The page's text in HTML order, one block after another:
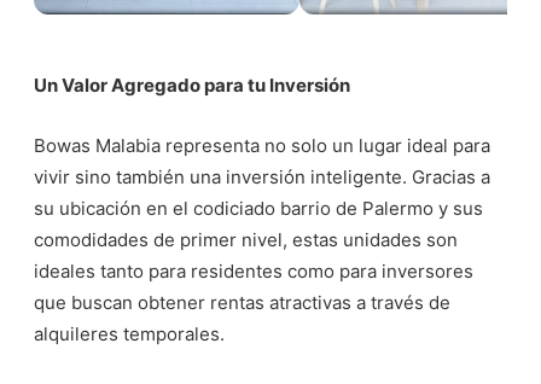
Un Valor Agregado para tu Inversión
Bowas Malabia representa no solo un lugar ideal para
vivir sino también una inversión inteligente. Gracias a
su ubicación en el codiciado barrio de Palermo y sus
comodidades de primer nivel, estas unidades son
ideales tanto para residentes como para inversores
que buscan obtener rentas atractivas a través de
alquileres temporales.